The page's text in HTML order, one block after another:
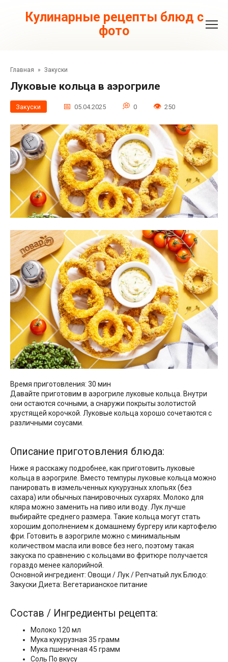
контентуКулинарные рецепты блюд с
фото
Главная » Закуски
Луковые кольца в аэрогриле
Закуски 05.04.2025 0 250
Время приготовления: 30 мин
Давайте приготовим в аэрогриле луковые кольца. Внутри
они остаются сочными, а снаружи покрыты золотистой
хрустящей корочкой. Луковые кольца хорошо сочетаются с
различными соусами.
Описание приготовления блюда:
Ниже я расскажу подробнее, как приготовить луковые
кольца в аэрогриле. Вместо темпуры луковые кольца можно
панировать в измельченных кукурузных хлопьях (без
сахара) или обычных панировочных сухарях. Молоко для
кляра можно заменить на пиво или воду. Лук лучше
выбирайте среднего размера. Такие кольца могут стать
хорошим дополнением к домашнему бургеру или картофелю
фри. Готовить в аэрогриле можно с минимальным
количеством масла или вовсе без него, поэтому такая
закуска по сравнению с кольцами во фритюре получается
гораздо менее калорийной.
Основной ингредиент: Овощи / Лук / Репчатый лук Блюдо:
Закуски Диета: Вегетарианское питание
Состав / Ингредиенты рецепта:
Молоко 120 мл
Мука кукурузная 35 грамм
Мука пшеничная 45 грамм
Соль По вкусу